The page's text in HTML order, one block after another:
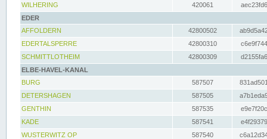
WILHERING
420061
EDER
AFFOLDERN
42800502
EDERTALSPERRE
42800310
SCHMITTLOTHEIM
42800309
ELBE-HAVEL-KANAL
BURG
587507
DETERSHAGEN
587505
GENTHIN
587535
KADE
587541
WUSTERWITZ OP
587540